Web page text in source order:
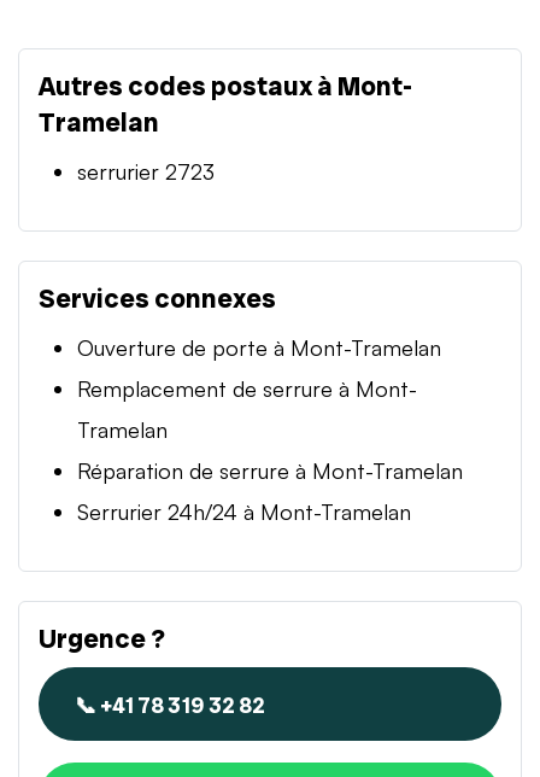
Autres codes postaux à Mont-
Tramelan
serrurier 2723
Services connexes
Ouverture de porte à Mont-Tramelan
Remplacement de serrure à Mont-
Tramelan
Réparation de serrure à Mont-Tramelan
Serrurier 24h/24 à Mont-Tramelan
Urgence ?
📞 +41 78 319 32 82